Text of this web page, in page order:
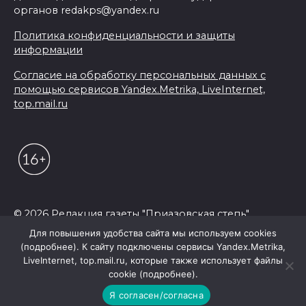
органов redakps@yandex.ru
Политика конфиденциальности и защиты
информации
Согласие на обработку персональных данных с
помощью сервисов Yandex.Metrika, LiveInternet,
top.mail.ru
© 2026 Редакция газеты "Приазовская степь"
Для повышения удобства сайта мы используем cookies
(подробнее). К сайту подключены сервисы Yandex.Metrika,
LiveInternet, top.mail.ru, которые также использует файлы
cookie (подробнее).
Я согласен/согласна